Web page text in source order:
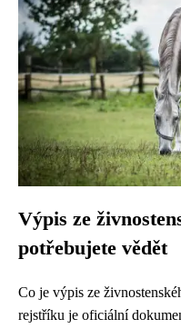
Výpis ze
potřebujete vědět
Co je výpis ze
rejstříku je oficiální